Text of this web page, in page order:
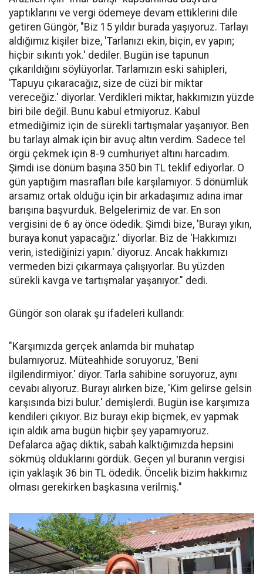
yaptıklarını ve vergi ödemeye devam ettiklerini dile
getiren Güngör, "Biz 15 yıldır burada yaşıyoruz. Tarlayı
aldığımız kişiler bize, 'Tarlanızı ekin, biçin, ev yapın;
hiçbir sıkıntı yok.' dediler. Bugün ise tapunun
çıkarıldığını söylüyorlar. Tarlamızın eski sahipleri,
'Tapuyu çıkaracağız, size de cüzi bir miktar
vereceğiz.' diyorlar. Verdikleri miktar, hakkımızın yüzde
biri bile değil. Bunu kabul etmiyoruz. Kabul
etmediğimiz için de sürekli tartışmalar yaşanıyor. Ben
bu tarlayı almak için bir avuç altın verdim. Sadece tel
örgü çekmek için 8-9 cumhuriyet altını harcadım.
Şimdi ise dönüm başına 350 bin TL teklif ediyorlar. O
gün yaptığım masrafları bile karşılamıyor. 5 dönümlük
arsamız ortak olduğu için bir arkadaşımız adına imar
barışına başvurduk. Belgelerimiz de var. En son
vergisini de 6 ay önce ödedik. Şimdi bize, 'Burayı yıkın,
buraya konut yapacağız.' diyorlar. Biz de 'Hakkımızı
verin, istediğinizi yapın.' diyoruz. Ancak hakkımızı
vermeden bizi çıkarmaya çalışıyorlar. Bu yüzden
sürekli kavga ve tartışmalar yaşanıyor." dedi.
Güngör son olarak şu ifadeleri kullandı:
"Karşımızda gerçek anlamda bir muhatap
bulamıyoruz. Müteahhide soruyoruz, 'Beni
ilgilendirmiyor.' diyor. Tarla sahibine soruyoruz, aynı
cevabı alıyoruz. Burayı alırken bize, 'Kim gelirse gelsin
karşısında bizi bulur.' demişlerdi. Bugün ise karşımıza
kendileri çıkıyor. Biz burayı ekip biçmek, ev yapmak
için aldık ama bugün hiçbir şey yapamıyoruz.
Defalarca ağaç diktik, sabah kalktığımızda hepsini
sökmüş olduklarını gördük. Geçen yıl buranın vergisi
için yaklaşık 36 bin TL ödedik. Öncelik bizim hakkımız
olması gerekirken başkasına verilmiş."